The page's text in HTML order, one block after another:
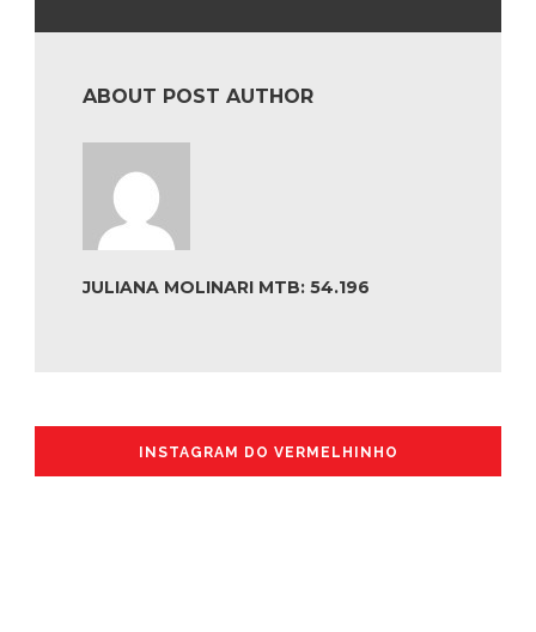
ABOUT POST AUTHOR
JULIANA MOLINARI MTB: 54.196
INSTAGRAM DO VERMELHINHO